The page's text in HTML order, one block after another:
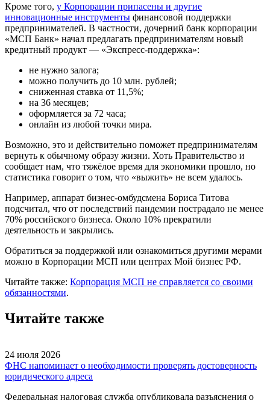
Кроме того, у Корпорации припасены и другие
инновационные инструменты финансовой поддержки
предпринимателей. В частности, дочерний банк корпорации
«МСП Банк» начал предлагать предпринимателям новый
кредитный продукт — «Экспресс-поддержка»:
не нужно залога;
можно получить до 10 млн. рублей;
сниженная ставка от 11,5%;
на 36 месяцев;
оформляется за 72 часа;
онлайн из любой точки мира.
Возможно, это и действительно поможет предпринимателям
вернуть к обычному образу жизни. Хоть Правительство и
сообщает нам, что тяжёлое время для экономики прошло, но
статистика говорит о том, что «выжить» не всем удалось.
Например, аппарат бизнес-омбудсмена Бориса Титова
подсчитал, что от последствий пандемии пострадало не менее
70% российского бизнеса. Около 10% прекратили
деятельность и закрылись.
Обратиться за поддержкой или ознакомиться другими мерами
можно в Корпорации МСП или центрах Мой бизнес РФ.
Читайте также: Корпорация МСП не справляется со своими
обязанностями.
Читайте также
24 июля 2026
ФНС напоминает о необходимости проверять достоверность
юридического адреса
Федеральная налоговая служба опубликовала разъяснения о